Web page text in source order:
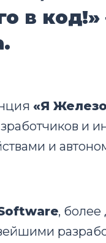
в
«Я
и
и
, более